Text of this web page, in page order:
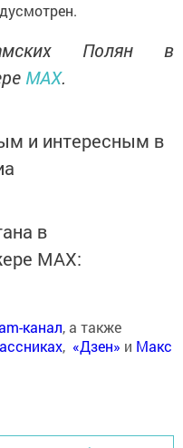
Полян в
MAX.
и интересным в
в
MАХ:
канал, а также
, «Дзен» и Макс